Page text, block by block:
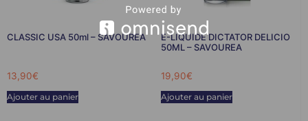
CLASSIC USA 50ml – SAVOUREA
13,90€
Ajouter au panier
E-LIQUIDE DICTATOR DELICIO
50ML – SAVOUREA
19,90€
Ajouter au panier